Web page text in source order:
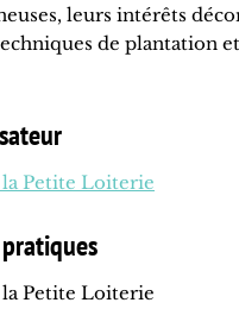
leurs intérêts
de plantation et
Petite Loiterie
Petite Loiterie